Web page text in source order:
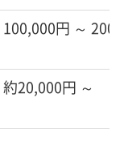
100,000円 ～
約20,000円 ～